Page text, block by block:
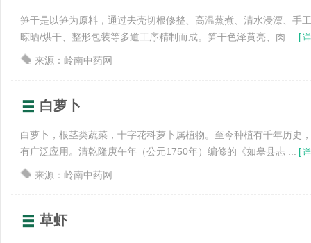
笋干是以笋为原料，通过去壳切根修整、高温蒸煮、清水浸漂、手
晾晒/烘干、整形包装等多道工序精制而成。笋干色泽黄亮、肉 ... [
来源：岭南中药网
白萝卜
白萝卜，根茎类蔬菜，十字花科萝卜属植物。至今种植有千年历史
有广泛应用。清乾隆庚午年（公元1750年）编修的《如皋县志 ... [
来源：岭南中药网
草虾